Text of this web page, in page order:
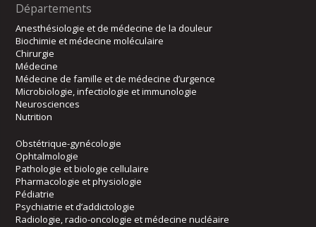
Départements
Anesthésiologie et de médecine de la douleur
Biochimie et médecine moléculaire
Chirurgie
Médecine
Médecine de famille et de médecine d’urgence
Microbiologie, infectiologie et immunologie
Neurosciences
Nutrition
Obstétrique-gynécologie
Ophtalmologie
Pathologie et biologie cellulaire
Pharmacologie et physiologie
Pédiatrie
Psychiatrie et d’addictologie
Radiologie, radio-oncologie et médecine nucléaire